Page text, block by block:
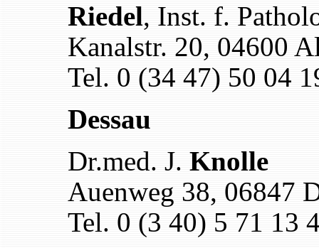
Riedel, Inst. f.
Kanalstr. 20, 04600
Tel. 0 (34 47) 50 04
Dessau
Dr.med. J. Knolle
Auenweg 38, 06847
Tel. 0 (3 40) 5 71 13